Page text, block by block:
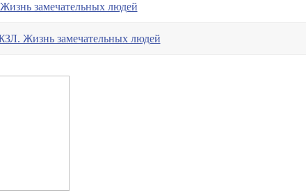
замечательных людей
Жизнь замечательных людей